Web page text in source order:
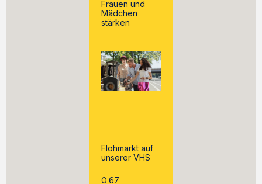
Frauen und
Mädchen
stärken
Flohmarkt auf
unserer VHS